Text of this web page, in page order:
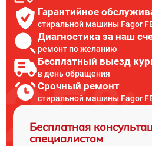
Гарантийное
стиральной машины Fagor
Диагностика за наш
ремонт по желанию
Бесплатный выезд
в день обращения
Срочный ремонт
стиральной машины Fagor
Бесплатная
специалистом